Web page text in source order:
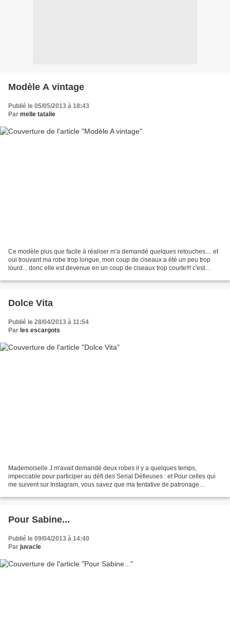
Modèle A vintage
Publié le 05/05/2013 à 18:43
Par melle tatalie
Ce modèle plus que facile à réaliser m'a demandé quelques retouches.... et
oui trouvant ma robe trop longue, mon coup de ciseaux a été un peu trop
lourd... donc elle est devenue en un coup de ciseaux trop courte!!! c'est
Dolce Vita
Publié le 28/04/2013 à 11:54
Par les escargots
Mademoiselle J m'avait demandé deux robes il y a quelques temps,
impeccable pour participer au défi des Serial Défieuses : et Pour celles qui
me suivent sur Instagram, vous savez que ma tentative de patronage
Pour Sabine...
Publié le 09/04/2013 à 14:40
Par juvacle